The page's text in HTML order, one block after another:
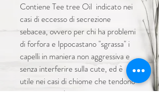
Contiene Tee tree Oil  indicato nei
casi di eccesso di secrezione
sebacea, ovvero per chi ha problemi
di forfora e Ippocastano "sgrassa" i
capelli in maniera non aggressiva e
senza interferire sulla cute, ed è
utile nei casi di chiome che tendono
a sporcarsi velocemente.